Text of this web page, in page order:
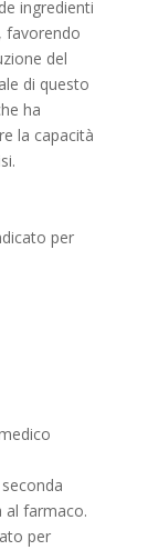
ingredienti
favorendo
del
di questo
ha
la capacità
per
al farmaco.
per